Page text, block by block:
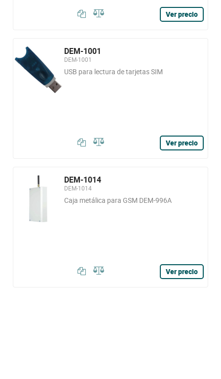
Ver precio
DEM-1001
DEM-1001
USB para lectura de tarjetas SIM
Ver precio
DEM-1014
DEM-1014
Caja metálica para GSM DEM-996A
Ver precio